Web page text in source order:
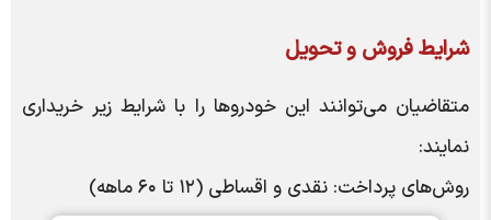
شرایط فروش و تحویل
متقاضیان می‌توانند این خودروها را با شرایط زیر خریداری
نمایند:
روش‌های پرداخت: نقدی و اقساطی (۱۲ تا ۶۰ ماهه)